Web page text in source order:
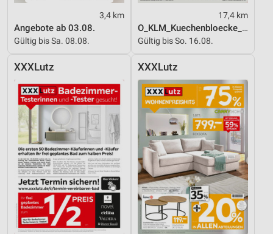
3,4 km
Angebote ab 03.08.
Gültig bis Sa. 08.08.
17,4 km
O_KLM_Kuechenbloecke_01_26_ES
Gültig bis So. 16.08.
XXXLutz XXXLutz
Entwicklung und Verbesserung der Angebote
Verwendung reduzierter Daten zur Auswahl von
IAB-Besonderheiten:
Verwendung genauer Standortdaten
Geräte anhand von aktiv angeforderten
Informationen identifizieren
Nicht-IAB-Verarbeitungszwecke:
Notwendig
Performance
Funktional